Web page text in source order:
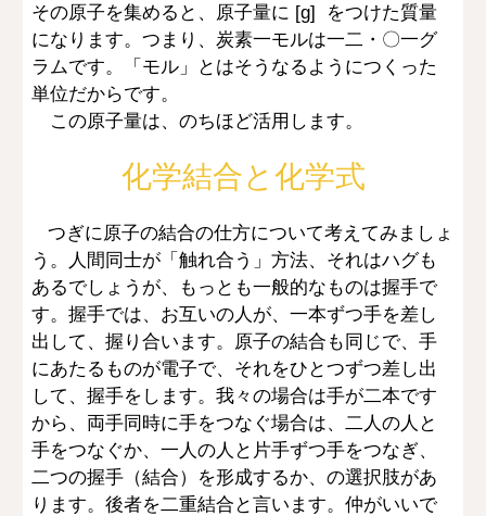
その原子を集めると、原子量に [g] をつけた質量
になります。つまり、炭素一モルは一二・〇一グ
ラムです。「モル」とはそうなるようにつくった
単位だからです。
この原子量は、のちほど活用します。
化学結合と化学式
つぎに原子の結合の仕方について考えてみましょ
う。人間同士が「触れ合う」方法、それはハグも
あるでしょうが、もっとも一般的なものは握手で
す。握手では、お互いの人が、一本ずつ手を差し
出して、握り合います。原子の結合も同じで、手
にあたるものが電子で、それをひとつずつ差し出
して、握手をします。我々の場合は手が二本です
から、両手同時に手をつなぐ場合は、二人の人と
手をつなぐか、一人の人と片手ずつ手をつなぎ、
二つの握手（結合）を形成するか、の選択肢があ
ります。後者を二重結合と言います。仲がいいで